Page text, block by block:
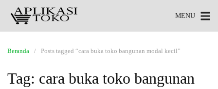
MENU
Beranda Posts tagged “cara buka toko bangunan modal kecil”
Tag: cara buka toko bangunan